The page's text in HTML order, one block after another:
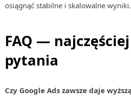
osiągnąć stabilne i skalowalne wyniki.
FAQ —
pytania
Czy Google Ads zawsze daje